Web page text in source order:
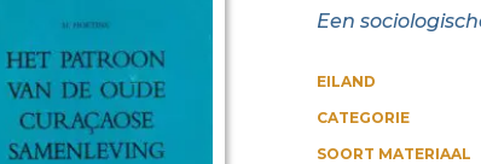
Een
EILAND
CATEGORIE
SOORT MATERIAAL